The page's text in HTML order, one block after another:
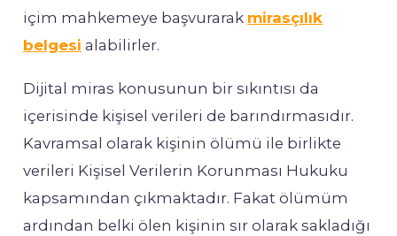
içim mahkemeye başvurarak mirasçılık
belgesi alabilirler.
Dijital miras konusunun bir sıkıntısı da
içerisinde kişisel verileri de barındırmasıdır.
Kavramsal olarak kişinin ölümü ile birlikte
verileri Kişisel Verilerin Korunması Hukuku
kapsamından çıkmaktadır. Fakat ölümüm
ardından belki ölen kişinin sır olarak sakladığı